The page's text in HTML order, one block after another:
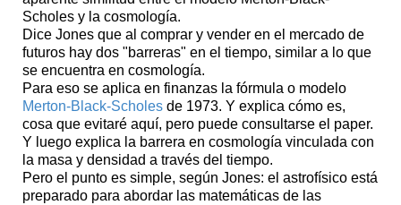
Scholes y la cosmología.
Dice Jones que al comprar y vender en el mercado de
futuros hay dos "barreras" en el tiempo, similar a lo que
se encuentra en cosmología.
Para eso se aplica en finanzas la fórmula o modelo
Merton-Black-Scholes de 1973. Y explica cómo es,
cosa que evitaré aquí, pero puede consultarse el paper.
Y luego explica la barrera en cosmología vinculada con
la masa y densidad a través del tiempo.
Pero el punto es simple, según Jones: el astrofísico está
preparado para abordar las matemáticas de las